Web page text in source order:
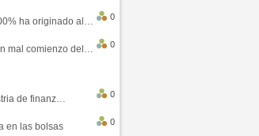
Se da una señal que el 100% ha originado alzas en las bolsas
0
4 Señales que sugieren un mal comienzo del 3T de la economía EEUU
0
Los ciberataques sobre la industria de finanzas se han duplicado este año
0
en las bolsas
0